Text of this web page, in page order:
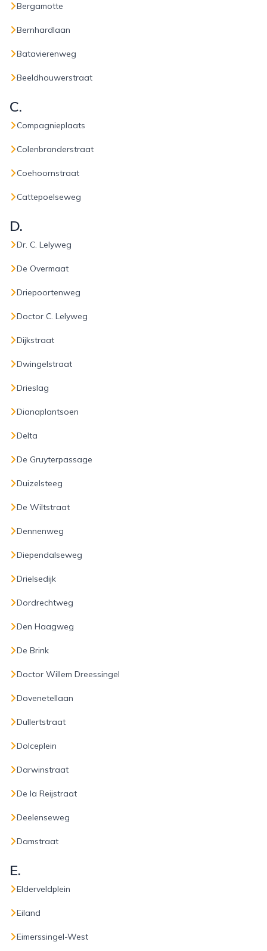
Bergamotte
Bernhardlaan
Batavierenweg
Beeldhouwerstraat
C.
Compagnieplaats
Colenbranderstraat
Coehoornstraat
Cattepoelseweg
D.
Dr. C. Lelyweg
De Overmaat
Driepoortenweg
Doctor C. Lelyweg
Dijkstraat
Dwingelstraat
Drieslag
Dianaplantsoen
Delta
De Gruyterpassage
Duizelsteeg
De Wiltstraat
Dennenweg
Diependalseweg
Drielsedijk
Dordrechtweg
Den Haagweg
De Brink
Doctor Willem Dreessingel
Dovenetellaan
Dullertstraat
Dolceplein
Darwinstraat
De la Reijstraat
Deelenseweg
Damstraat
E.
Elderveldplein
Eiland
Eimerssingel-West